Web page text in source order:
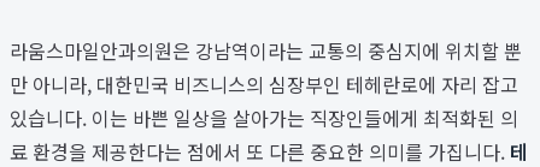
라움스마일안과의원은 강남역이라는 교통의 중심지에 위치할 뿐
만 아니라, 대한민국 비즈니스의 심장부인 테헤란로에 자리 잡고
있습니다. 이는 바쁜 일상을 살아가는 직장인들에게 최적화된 의
료 환경을 제공한다는 점에서 또 다른 중요한 의미를 가집니다. 테